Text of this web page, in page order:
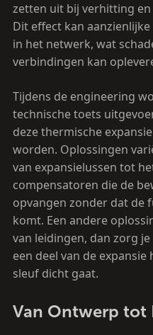
zetten uit bij verhitting
Dit effect kan
in het netwerk, wat
verbindingen kan
Tijdens de engineering
technische toets
deze thermische
worden. Oplossingen
van expansielussen tot
compensatoren die de
opvangen zonder dat de
komt. Een andere
van leidingen, dan zorg
een deel van de
sleuf dicht gaat.
Van Ontwerp tot